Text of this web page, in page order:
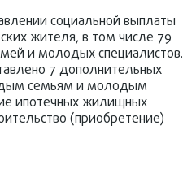
социальной выплаты
жителя, в том числе 79
и молодых специалистов.
7 дополнительных
семьям и молодым
ипотечных жилищных
(приобретение)